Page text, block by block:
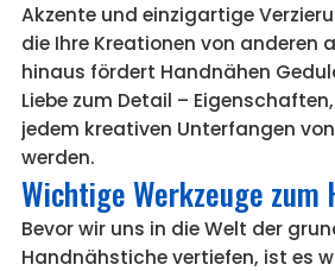
Akzente und einzigartige
die Ihre Kreationen von anderen
hinaus fördert Handnähen
Liebe zum Detail –
jedem kreativen Unterfangen
werden.
Wichtige Werkzeuge zum
Bevor wir uns in die Welt der
Handnähstiche vertiefen, ist es